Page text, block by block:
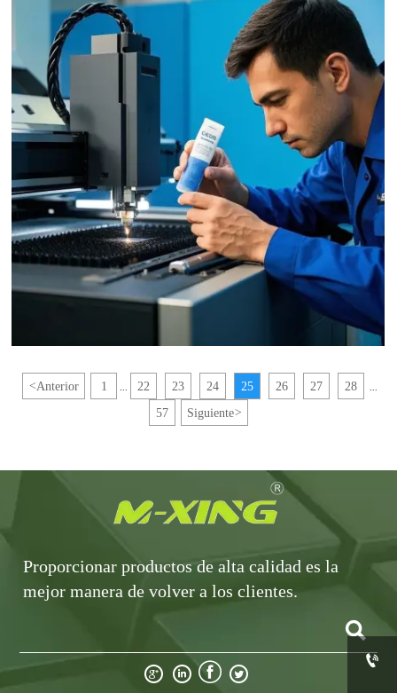
excelente precisión, al tiempo que reduce el desperdicio de material.
Perfecto para empresas que investigan soluciones de fabricación por láser
o se preparan para comprar su primera máquina de corte y grabado por
láser CO₂. Obtenga información de expertos para tomar decisiones
informadas sobre sus necesidades de producción.
<Anterior 1 22 23 24 25 26 27 28
57 Siguiente>
Proporcionar productos de alta calidad es la
mejor manera de volver a los clientes.

   
